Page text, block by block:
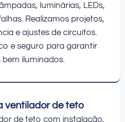
luminárias, LEDs,
Realizamos projetos,
e ajustes de circuitos.
e seguro para garantir
iluminados.
ventilador de teto
de teto com instalação,